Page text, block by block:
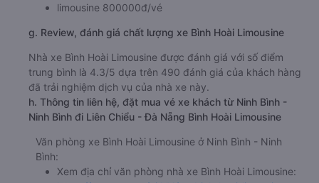
limousine 800000đ/vé
g. Review, đánh giá chất lượng xe Bình Hoài Limousine
Nhà xe Bình Hoài Limousine được đánh giá với số điểm
trung bình là 4.3/5 dựa trên 490 đánh giá của khách hàng
đã trải nghiệm dịch vụ của nhà xe này.
h. Thông tin liên hệ, đặt mua vé xe khách từ Ninh Bình -
Ninh Bình đi Liên Chiểu - Đà Nẵng Bình Hoài Limousine
Văn phòng xe Bình Hoài Limousine ở Ninh Bình - Ninh
Bình:
Xem địa chỉ văn phòng nhà xe Bình Hoài Limousine: